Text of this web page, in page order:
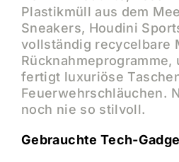
Plastikmüll aus dem
Sneakers, Houdini
vollständig recycelbare
Rücknahmeprogramme,
fertigt luxuriöse
Feuerwehrschläuchen.
noch nie so stilvoll.
Gebrauchte Tech-